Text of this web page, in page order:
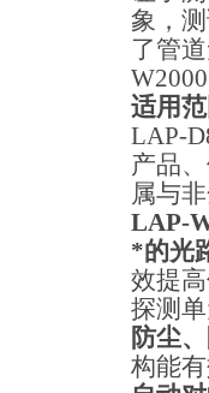
象，
了管
W2000
适用范
LAP-
产品
属与
LAP-
*的光
效提
探测
防尘
构能